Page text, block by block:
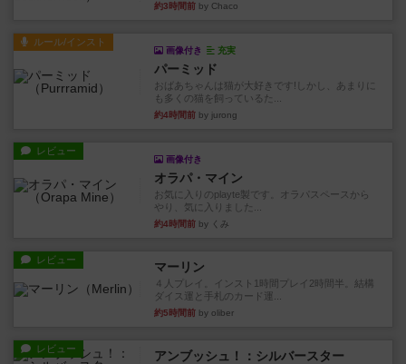
約3時間前 by Chaco
ルール/インスト
画像付き 充実
パーミッド
おばあちゃんは猫が大好きです!しかし、あまりに
も多くの猫を飼っているた...
約4時間前 by jurong
レビュー
画像付き
オラパ・マイン
お気に入りのplayte製です。オラパスペースから
やり、気に入りました...
約4時間前 by くみ
レビュー マーリン
４人プレイ。インスト1時間プレイ2時間半。結構
ダイス運と手札のカード運...
約5時間前 by oliber
レビュー アンブッシュ！：シルバースター